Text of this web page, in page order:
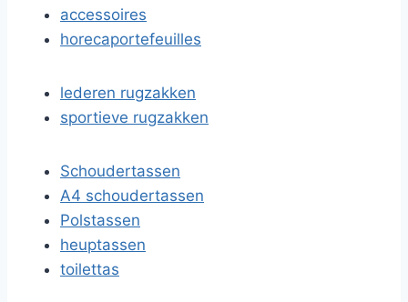
accessoires
horecaportefeuilles
lederen rugzakken
sportieve rugzakken
Schoudertassen
A4 schoudertassen
Polstassen
heuptassen
toilettas